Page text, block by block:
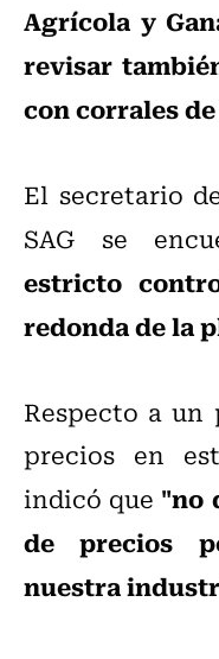
Agrícola y
revisar
con corrales
El secretario
SAG se
estricto
redonda de la
Respecto a un
precios en
indicó que "no
de precios
nuestra